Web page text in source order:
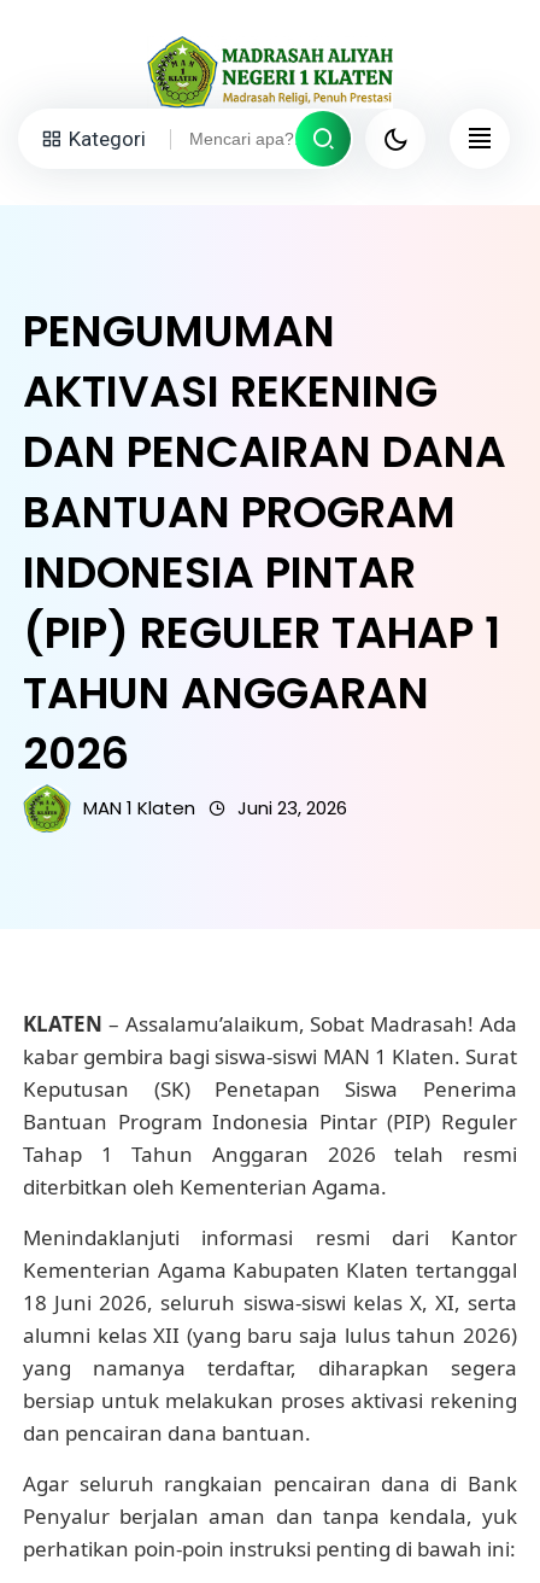
Kategori
PENGUMUMAN
AKTIVASI REKENING
DAN PENCAIRAN DANA
BANTUAN PROGRAM
INDONESIA PINTAR
(PIP) REGULER TAHAP 1
TAHUN ANGGARAN
2026
MAN 1 Klaten Juni 23, 2026
KLATEN – Assalamu’alaikum, Sobat Madrasah! Ada
kabar gembira bagi siswa-siswi MAN 1 Klaten. Surat
Keputusan (SK) Penetapan Siswa Penerima
Bantuan Program Indonesia Pintar (PIP) Reguler
Tahap 1 Tahun Anggaran 2026 telah resmi
diterbitkan oleh Kementerian Agama.
Menindaklanjuti informasi resmi dari Kantor
Kementerian Agama Kabupaten Klaten tertanggal
18 Juni 2026, seluruh siswa-siswi kelas X, XI, serta
alumni kelas XII (yang baru saja lulus tahun 2026)
yang namanya terdaftar, diharapkan segera
bersiap untuk melakukan proses aktivasi rekening
dan pencairan dana bantuan.
Agar seluruh rangkaian pencairan dana di Bank
Penyalur berjalan aman dan tanpa kendala, yuk
perhatikan poin-poin instruksi penting di bawah ini: